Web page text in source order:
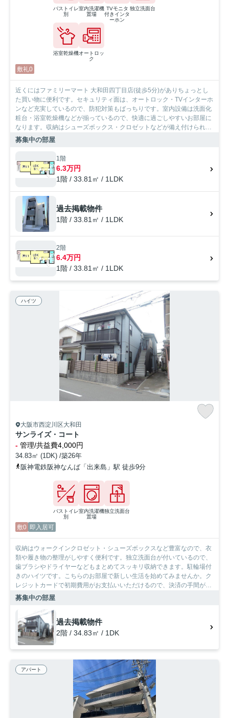
バストイレ
別
室内洗濯機
置場
TVモニタ
付きインタ
ーホン
独立洗面台
浴室乾燥機オートロッ
ク
敷礼0
近くにはファミリーマート 大和田四丁目店(徒歩5分)がありちょっとし
た買い物に便利です。セキュリティ面は、オートロック・TVインターホ
ンなど充実しているので、防犯対策もばっちりです。室内設備は洗面化
粧台・浴室乾燥機などが揃っているので、快適に過ごしやすいお部屋に
なります。収納はシューズボックス・クロゼットなどが備え付けられて
いるので、衣類や日用品の収納に重宝します。流行の海外映画もBS・
なんば出来島近くはいかかがでしょうか。SumoSumoJR尼崎駅前店ま
でご連絡ください。
募集中の部屋
1階
6.3万円
1階 / 33.81㎡ / 1LDK
過去掲載物件
1階 / 33.81㎡ / 1LDK
2階
6.4万円
1階 / 33.81㎡ / 1LDK
ハイツ
大阪市西淀川区大和田
サンライズ・コート
- 管理/共益費4,000円
34.83㎡ (1DK) /築26年
阪神電鉄阪神なんば「出来島」駅 徒歩9分
バストイレ
別
室内洗濯機
置場
独立洗面台
敷0 即入居可
収納はウォークインクロゼット・シューズボックスなど豊富なので、衣
類や履き物の整理がしやすく便利です。独立洗面台が付いているので、
歯ブラシやドライヤーなどもまとめてスッキリ収納できます。駐輪場付
きのハイツです。こちらのお部屋で新しい生活を始めてみませんか。ク
レジットカードで初期費用がお支払いいただけるので、決済の手間が軽
減できます。社会人になったからには、1DKでゆったりした一人暮らし
をご検討されているなら、お問い合わせやご連絡をお待ちしておりま
す。知識が豊富なスタッフがご対応させて頂きます。
募集中の部屋
過去掲載物件
2階 / 34.83㎡ / 1DK
アパート